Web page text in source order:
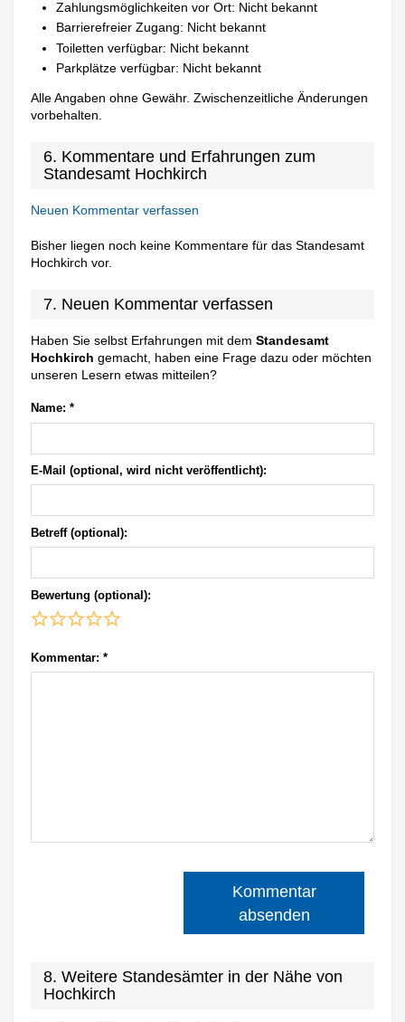
Zahlungsmöglichkeiten vor Ort: Nicht bekannt
Barrierefreier Zugang: Nicht bekannt
Toiletten verfügbar: Nicht bekannt
Parkplätze verfügbar: Nicht bekannt
Alle Angaben ohne Gewähr. Zwischenzeitliche Änderungen
vorbehalten.
6. Kommentare und Erfahrungen zum
Standesamt Hochkirch
Neuen Kommentar verfassen
Bisher liegen noch keine Kommentare für das Standesamt
Hochkirch vor.
7. Neuen Kommentar verfassen
Haben Sie selbst Erfahrungen mit demStandesamt
Hochkirch gemacht, haben eine Frage dazu oder möchten
unseren Lesern etwas mitteilen?
Name: *
E-Mail (optional, wird nicht veröffentlicht):
Betreff (optional):
Bewertung (optional):
Kommentar: *
Kommentar
absenden
8. Weitere Standesämter in der Nähe von
Hochkirch